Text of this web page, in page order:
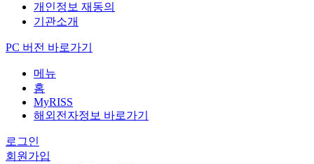
개인정보 재동의
기관소개
PC 버전 바로가기
메뉴
홈
MyRISS
해외전자정보 바로가기
로그인
회원가입